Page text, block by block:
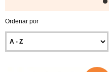
Ordenar por